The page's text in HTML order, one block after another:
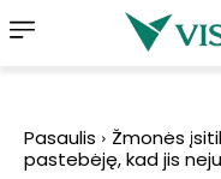
Pasaulis
Žmonės
pastebėję, kad jis